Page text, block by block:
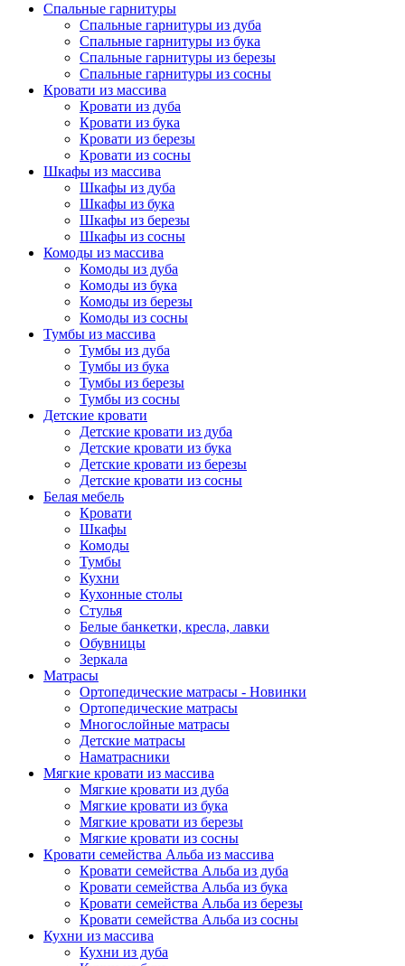
Спальные гарнитуры
Спальные гарнитуры из дуба
Спальные гарнитуры из бука
Спальные гарнитуры из березы
Спальные гарнитуры из сосны
Кровати из массива
Кровати из дуба
Кровати из бука
Кровати из березы
Кровати из сосны
Шкафы из массива
Шкафы из дуба
Шкафы из бука
Шкафы из березы
Шкафы из сосны
Комоды из массива
Комоды из дуба
Комоды из бука
Комоды из березы
Комоды из сосны
Тумбы из массива
Тумбы из дуба
Тумбы из бука
Тумбы из березы
Тумбы из сосны
Детские кровати
Детские кровати из дуба
Детские кровати из бука
Детские кровати из березы
Детские кровати из сосны
Белая мебель
Кровати
Шкафы
Комоды
Тумбы
Кухни
Кухонные столы
Стулья
Белые банкетки, кресла, лавки
Обувницы
Зеркала
Матрасы
Ортопедические матрасы - Новинки
Ортопедические матрасы
Многослойные матрасы
Детские матрасы
Наматрасники
Мягкие кровати из массива
Мягкие кровати из дуба
Мягкие кровати из бука
Мягкие кровати из березы
Мягкие кровати из сосны
Кровати семейства Альба из массива
Кровати семейства Альба из дуба
Кровати семейства Альба из бука
Кровати семейства Альба из березы
Кровати семейства Альба из сосны
Кухни из массива
Кухни из дуба